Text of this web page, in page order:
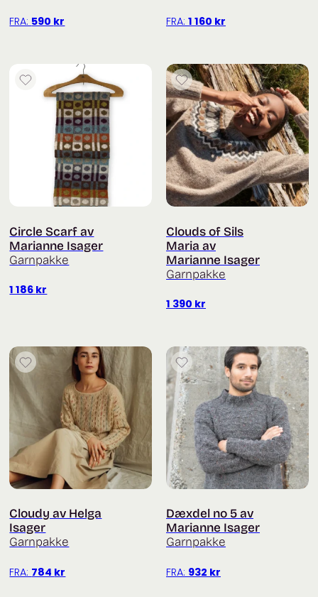
FRA: 590 kr FRA: 1 160 kr
Circle Scarf av
Marianne Isager
Garnpakke
1 186 kr
Clouds of Sils
Maria av
Marianne Isager
Garnpakke
1 390 kr
Cloudy av Helga
Isager
Garnpakke
FRA: 784 kr
Dæxdel no 5 av
Marianne Isager
Garnpakke
FRA: 932 kr